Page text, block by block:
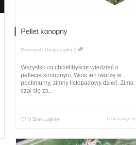
Pellet konopny
Przemysł i Gospodarka 2
Wszystko co chcielibyście wiedzieć o
pellecie konopnym. Wpis ten tworzę w
pochmurny, zimny listopadowy dzień. Zima
czai się za...
0 Brak Lajków Czytaj więcej